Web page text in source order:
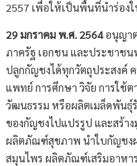
2557 เพื่อให้เป็นพื้นที่นำร่อง
29 มกราคม พ.ศ. 2564อนุญาต
ภาครัฐ เอกชน และประชาช
ปลูกกัญชงได้ทุกวัตถุประสงค์
แพทย์ การศึกษา วิจัย การใช้
วัฒนธรรม หรือผลิตเมล็ดพันธุ์
ของกัญชงไปแปรรูป และสร้า
ผลิตภัณฑ์สุขภาพ นำใบกัญชง
สมุนไพร ผลิตภัณฑ์เสริมอาหา